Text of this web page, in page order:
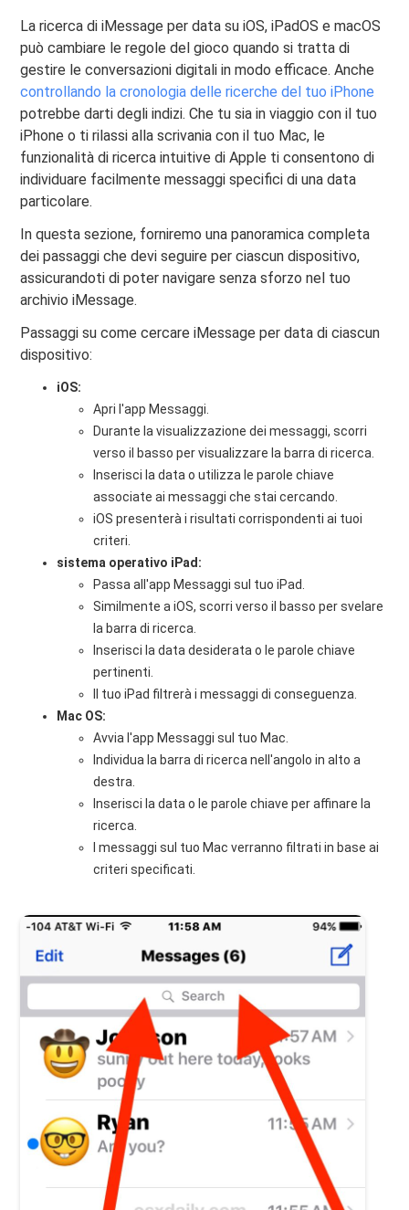
La ricerca di iMessage per data su iOS, iPadOS e macOS
può cambiare le regole del gioco quando si tratta di
gestire le conversazioni digitali in modo efficace. Anche
controllando la cronologia delle ricerche del tuo iPhone
potrebbe darti degli indizi. Che tu sia in viaggio con il tuo
iPhone o ti rilassi alla scrivania con il tuo Mac, le
funzionalità di ricerca intuitive di Apple ti consentono di
individuare facilmente messaggi specifici di una data
particolare.
In questa sezione, forniremo una panoramica completa
dei passaggi che devi seguire per ciascun dispositivo,
assicurandoti di poter navigare senza sforzo nel tuo
archivio iMessage.
Passaggi su come cercare iMessage per data di ciascun
dispositivo:
iOS:
Apri l'app Messaggi.
Durante la visualizzazione dei messaggi, scorri
verso il basso per visualizzare la barra di ricerca.
Inserisci la data o utilizza le parole chiave
associate ai messaggi che stai cercando.
iOS presenterà i risultati corrispondenti ai tuoi
criteri.
sistema operativo iPad:
Passa all'app Messaggi sul tuo iPad.
Similmente a iOS, scorri verso il basso per svelare
la barra di ricerca.
Inserisci la data desiderata o le parole chiave
pertinenti.
Il tuo iPad filtrerà i messaggi di conseguenza.
Mac OS:
Avvia l'app Messaggi sul tuo Mac.
Individua la barra di ricerca nell'angolo in alto a
destra.
Inserisci la data o le parole chiave per affinare la
ricerca.
I messaggi sul tuo Mac verranno filtrati in base ai
criteri specificati.